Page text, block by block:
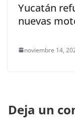
Yucatán
nuevas
noviembre 14,
Deja un